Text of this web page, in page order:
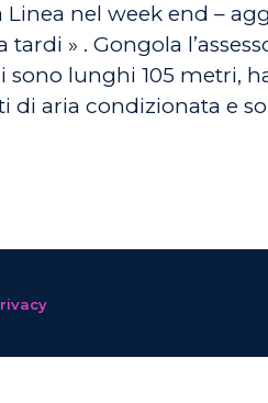
nel week end –
» . Gongola
lunghi 105 metri,
di aria condizionata e